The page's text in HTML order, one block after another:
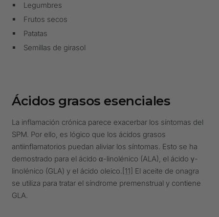
Legumbres
Frutos secos
Patatas
Semillas de girasol
Ácidos grasos esenciales
La inflamación crónica parece exacerbar los síntomas del
SPM. Por ello, es lógico que los ácidos grasos
antiinflamatorios puedan aliviar los síntomas. Esto se ha
demostrado para el ácido α-linolénico (ALA), el ácido γ-
linolénico (GLA) y el ácido oleico. [11] El aceite de onagra
se utiliza para tratar el síndrome premenstrual y contiene
GLA.